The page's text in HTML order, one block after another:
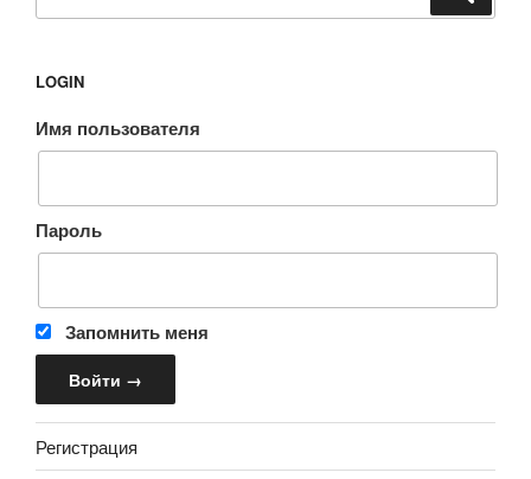
LOGIN
Имя пользователя
Пароль
Запомнить меня
Регистрация